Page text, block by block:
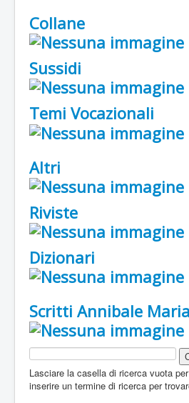
Collane
Sussidi
Temi Vocazionali
Altri
Riviste
Dizionari
Scritti Annibale
Lasciare la casella di ricerca vuota
inserire un termine di ricerca per